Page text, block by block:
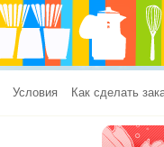
Условия Как сделать